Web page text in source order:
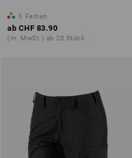
5 Farben
ab CHF 83.90
(m. MwSt.) ab 20 Stück